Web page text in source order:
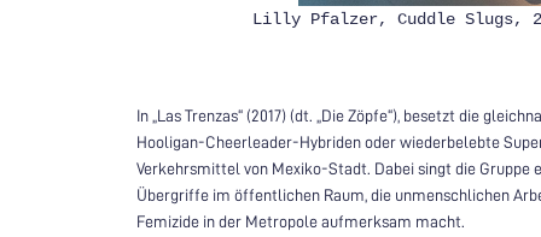
Lilly Pfalzer, Cuddle Slugs,
In „Las Trenzas“ (2017) (dt. „Die Zöpfe“), besetzt die
Hooligan-Cheerleader-Hybriden oder wiederbelebte
Verkehrsmittel von Mexiko-Stadt. Dabei singt die
Übergriffe im öffentlichen Raum, die unmenschlichen
Femizide in der Metropole aufmerksam macht.